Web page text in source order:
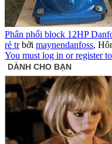
Phân phối block 12HP
rẻ tr bởi maynendanfoss,
You must log in or register